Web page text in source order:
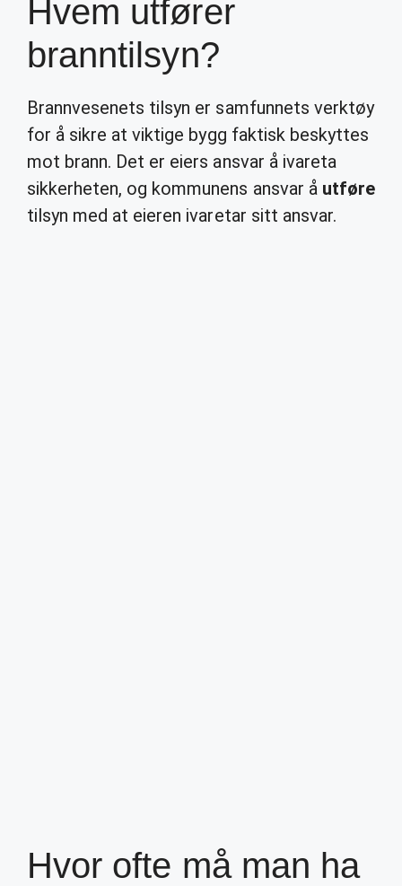
Hvem utfører
branntilsyn?
Brannvesenets tilsyn er samfunnets verktøy
for å sikre at viktige bygg faktisk beskyttes
mot brann. Det er eiers ansvar å ivareta
sikkerheten, og kommunens ansvar å utføre
tilsyn med at eieren ivaretar sitt ansvar.
Hvor ofte må man ha